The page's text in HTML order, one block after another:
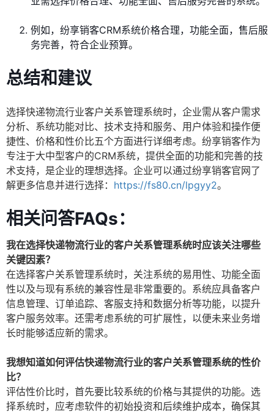
例如，纷享销客CRM系统价格合理，功能全面，售后服
务完善，符合企业预算。
总结和建议
选择快递物流行业客户关系管理系统时，企业需从客户需求
分析、系统功能对比、技术支持和服务、用户体验和操作便
捷性、价格和性价比五个方面进行详细考虑。纷享销客作为
专注于大中型客户的CRM系统，提供全面的功能和完善的技
术支持，是企业的理想选择。企业可以通过纷享销客官网了
解更多信息并进行选择： https://fs80.cn/lpgyy2。
相关问答FAQs：
我在选择快递物流行业的客户关系管理系统时应该关注哪些
关键因素？
在选择客户关系管理系统时，关注系统的易用性、功能全面
性以及与现有系统的兼容性是非常重要的。系统应具备客户
信息管理、订单追踪、客服支持和数据分析等功能，以提升
客户服务效率。还需考虑系统的可扩展性，以便未来业务增
长时能够适应新的需求。
我想知道如何评估快递物流行业的客户关系管理系统的性价
比？
评估性价比时，首先要比较系统的价格与其提供的功能。选
择系统时，应考虑软件的初始投资和后续维护成本，确保其